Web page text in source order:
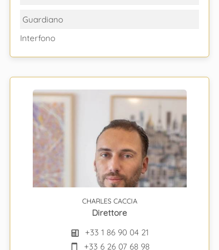
Guardiano
Interfono
CHARLES CACCIA
Direttore
+33 1 86 90 04 21
+33 6 26 07 68 98